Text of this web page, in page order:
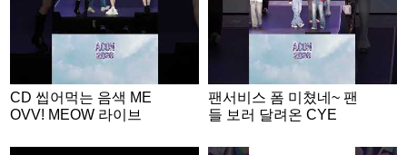
CD 씹어먹는 음색 ME
OVV! MEOW 라이브
팬서비스 폼 미쳤네~ 팬
들 보러 달려온 CYE